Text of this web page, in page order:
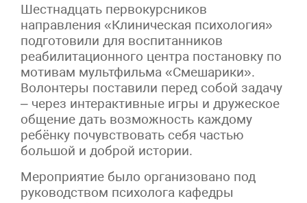
Шестнадцать первокурсников
направления «Клиническая психология»
подготовили для воспитанников
реабилитационного центра постановку по
мотивам мультфильма «Смешарики».
Волонтеры поставили перед собой задачу
– через интерактивные игры и дружеское
общение дать возможность каждому
ребёнку почувствовать себя частью
большой и доброй истории.
Мероприятие было организовано под
руководством психолога кафедры